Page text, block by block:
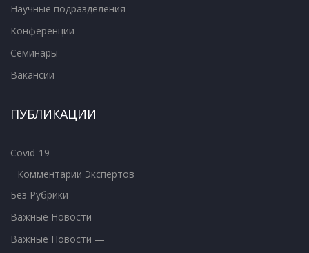
Научные подразделения
Конференции
Семинары
Вакансии
ПУБЛИКАЦИИ
Covid-19
Комментарии Экспертов
Без Рубрики
Важные Новости
Важные Новости —